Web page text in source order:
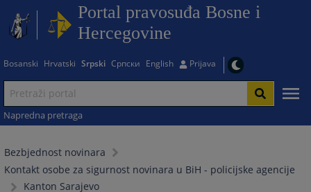
Portal pravosuđa Bosne i
Hercegovine
Bosanski Hrvatski Srpski Српски English Prijava
Napredna pretraga
Bezbjednost novinara
Kontakt osobe za sigurnost novinara u BiH - policijske agencije
Kanton Sarajevo